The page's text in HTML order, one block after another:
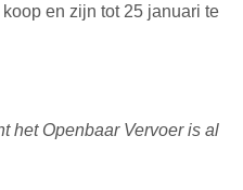
en zijn tot 25 januari te
het Openbaar Vervoer is al